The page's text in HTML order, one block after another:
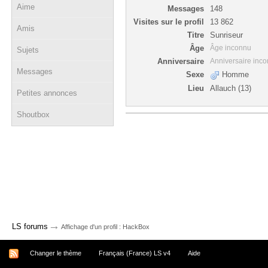
Aime
Amis
Sujets
Messages
Petites annonces
Shoutbox
Messages
148
Visites sur le profil
13 862
Titre
Sunriseur
Âge
Âge inconnu
Anniversaire Anniversaire
Sexe
Homme
Lieu
Allauch (13)
LS forums → Affichage d'un profil : HackBox
Changer le thème Français (France) LS v4 Aide